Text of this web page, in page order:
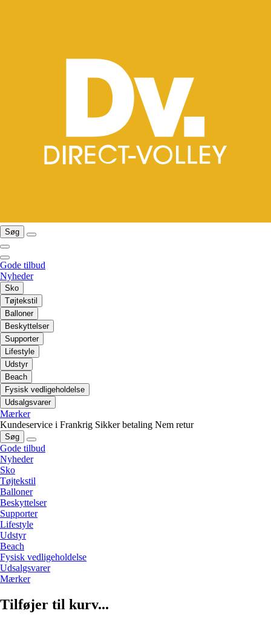
Søg
Gode tilbud
Nyheder
Sko
Tøjtekstil
Balloner
Beskyttelser
Supporter
Lifestyle
Udstyr
Beach
Fysisk vedligeholdelse
Udsalgsvarer
Mærker
Kundeservice i Frankrig Sikker betaling Nem retur
Søg
Gode tilbud
Nyheder
Sko
Tøjtekstil
Balloner
Beskyttelser
Supporter
Lifestyle
Udstyr
Beach
Fysisk vedligeholdelse
Udsalgsvarer
Mærker
Tilføjer til kurv...